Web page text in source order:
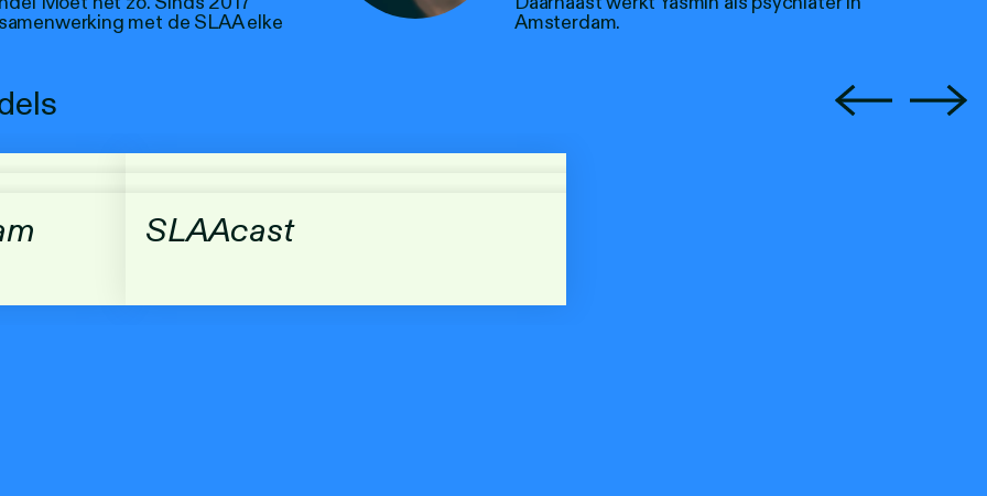
met de SLAA elke
Amsterdam.
SLAAcast